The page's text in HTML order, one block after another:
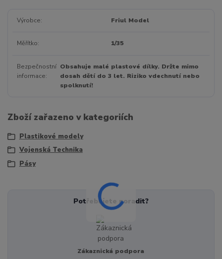
Výrobce Friul Model
Měřítko 1/35
Bezpečnostní
informace
Obsahuje malé plastové dílky. Držte mimo
dosah dětí do 3 let. Riziko vdechnutí nebo
spolknutí!
Zboží zařazeno v kategoriích
Plastikové modely
Vojenská Technika
Pásy
Potřebujete poradit?
Zákaznická podpora